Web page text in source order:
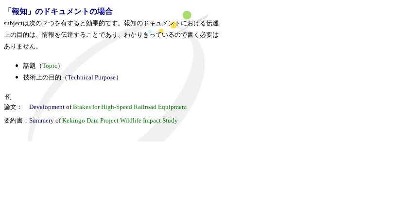
「報知」のドキュメントの場合
subjectは次の２つを有すると効果的です。報知のドキュメントにおける伝達
上の目的は、情報を伝達することであり、わかりきっているので書く必要は
ありません。
話題（Topic）
技術上の目的（Technical Purpose）
例
論文：
Development ofBrakes for High-Speed Railroad Equipment
要約書： Summery ofKekingo Dam Project Wildlife Impact Study